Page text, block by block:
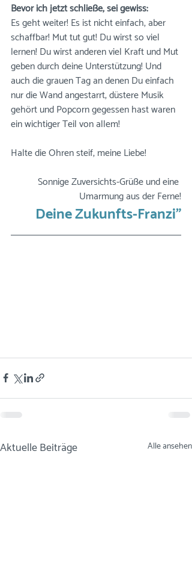
Bevor ich jetzt schließe, sei gewiss:
Es geht weiter! Es ist nicht einfach, aber
schaffbar! Mut tut gut! Du wirst so viel
lernen! Du wirst anderen viel Kraft und Mut
geben durch deine Unterstützung! Und
auch die grauen Tag an denen Du einfach
nur die Wand angestarrt, düstere Musik
gehört und Popcorn gegessen hast waren
ein wichtiger Teil von allem!
Halte die Ohren steif, meine Liebe!
Sonnige Zuversichts-Grüße und eine
Umarmung aus der Ferne!
Deine Zukunfts-Franzi"
Aktuelle Beiträge Alle ansehen